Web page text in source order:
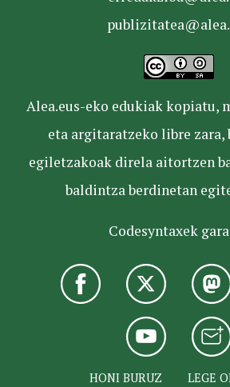
Alea.eus-eko edukiak kopiatu,
eta argitaratzeko libre zara,
egiletzakoak direla aitortzen
baldintza berdinetan
Codesyntaxek
HONI BURUZ
LEGE